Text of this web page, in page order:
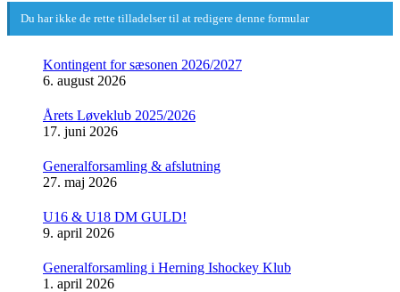
Du har ikke de rette tilladelser til at redigere denne formular
Kontingent for sæsonen 2026/2027
6. august 2026
Årets Løveklub 2025/2026
17. juni 2026
Generalforsamling & afslutning
27. maj 2026
U16 & U18 DM GULD!
9. april 2026
Generalforsamling i Herning Ishockey Klub
1. april 2026